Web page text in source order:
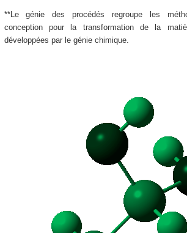
**Le génie des procédés regroupe les
conception pour la transformation de la
développées par le génie chimique.